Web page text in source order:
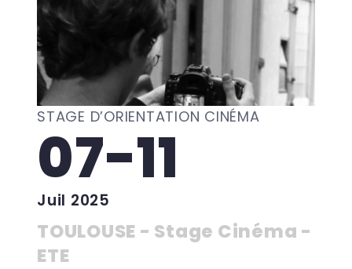
STAGE D’ORIENTATION CINÉMA
07-11
Juil 2025
TOULOUSE - Stage Cinéma -
ETE